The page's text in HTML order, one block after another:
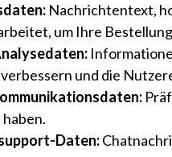
Nachrichtentext,
um Ihre
verbessern und die
Daten: